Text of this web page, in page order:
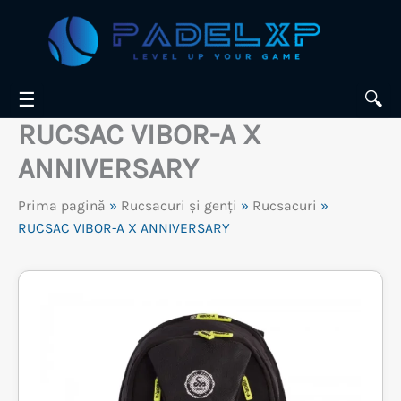
☰ 🔍
RUCSAC VIBOR-A X
ANNIVERSARY
Prima pagină » Rucsacuri și genți » Rucsacuri »
RUCSAC VIBOR-A X ANNIVERSARY